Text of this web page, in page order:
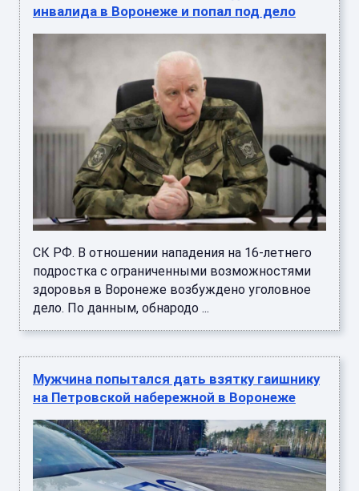
инвалида в Воронеже и попал под дело
СК РФ. В отношении нападения на 16-летнего
подростка с ограниченными возможностями
здоровья в Воронеже возбуждено уголовное
дело. По данным, обнародо ...
Мужчина попытался дать взятку гаишнику
на Петровской набережной в Воронеже